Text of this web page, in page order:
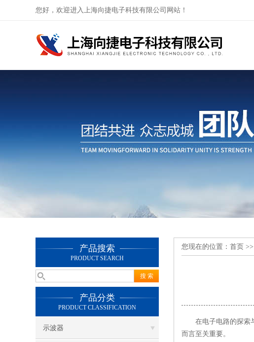
您好，欢迎进入上海向捷电子科技有限公司网站！
产品搜索
PRODUCT SEARCH
产品分类
PRODUCT CLASSIFICATION
示波器
您现在的位置： 首页 >>
在电子电路的探索与
而言至关重要。